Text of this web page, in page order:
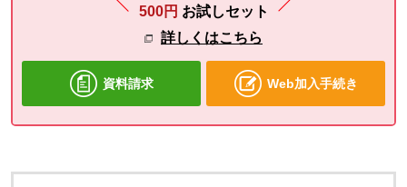
500円 お試しセット
詳しくはこちら
資料請求 Web加入手続き